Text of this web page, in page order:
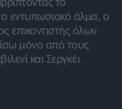
εντυπωσιακό άλμα, ο
επικοντιστής όλων
μόνο από τους
και Σεργκέι